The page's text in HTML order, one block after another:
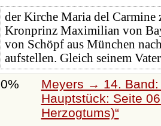
der Kirche Maria del Carmine
Kronprinz Maximilian von
von Schöpf aus München
aufstellen. Gleich seinem
0%
Meyers → 14.
Hauptstück: Seite
Herzogtums)